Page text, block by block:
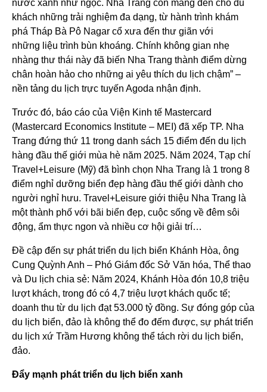
nước xanh như ngọc. Nha Trang còn mang đến cho du
khách những trải nghiệm đa dạng, từ hành trình khám
phá Tháp Bà Pô Nagar cổ xưa đến thư giãn với
những liệu trình bùn khoáng. Chính không gian nhẹ
nhàng thư thái này đã biến Nha Trang thành điểm dừng
chân hoàn hảo cho những ai yêu thích du lịch chậm” –
nền tảng du lịch trực tuyến Agoda nhận định.
Trước đó, báo cáo của Viện Kinh tế Mastercard
(Mastercard Economics Institute – MEI) đã xếp TP. Nha
Trang đứng thứ 11 trong danh sách 15 điểm đến du lịch
hàng đầu thế giới mùa hè năm 2025. Năm 2024, Tạp chí
Travel+Leisure (Mỹ) đã bình chọn Nha Trang là 1 trong 8
điểm nghỉ dưỡng biển đẹp hàng đầu thế giới dành cho
người nghỉ hưu. Travel+Leisure giới thiệu Nha Trang là
một thành phố với bãi biển đẹp, cuộc sống về đêm sôi
động, ẩm thực ngon và nhiều cơ hội giải trí…
Đề cập đến sự phát triển du lịch biển Khánh Hòa, ông
Cung Quỳnh Anh – Phó Giám đốc Sở Văn hóa, Thể thao
và Du lịch chia sẻ: Năm 2024, Khánh Hòa đón 10,8 triệu
lượt khách, trong đó có 4,7 triệu lượt khách quốc tế;
doanh thu từ du lịch đạt 53.000 tỷ đồng. Sự đóng góp của
du lịch biển, đảo là không thể đo đếm được, sự phát triển
du lịch xứ Trầm Hương không thể tách rời du lịch biển,
đảo.
Đẩy mạnh phát triển du lịch biển xanh